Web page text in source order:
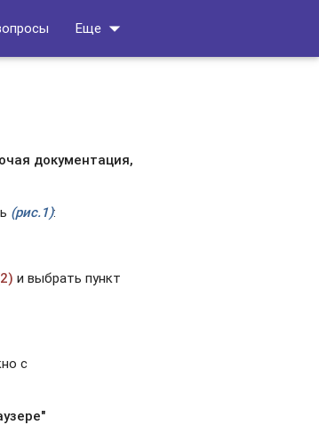
Ещеarrow_drop_down
документация,
(рис.1):
и выбрать пункт
с